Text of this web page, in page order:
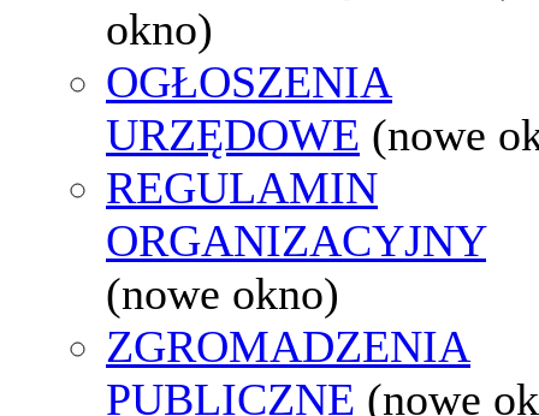
okno)
OGŁOSZENIA
URZĘDOWE (nowe
REGULAMIN
ORGANIZACYJNY
(nowe okno)
ZGROMADZENIA
PUBLICZNE (nowe